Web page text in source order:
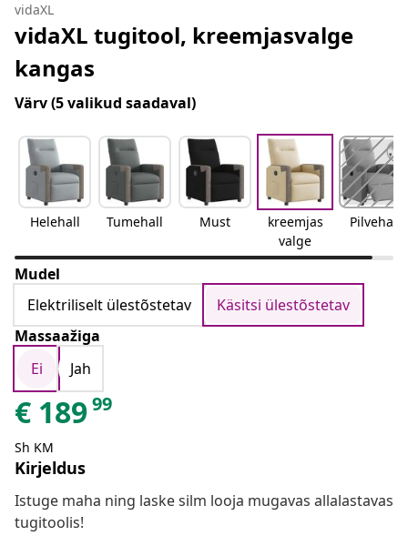
vidaXL
vidaXL tugitool, kreemjasvalge
kangas
Värv(5 valikud saadaval)
Helehall Tumehall Must
kreemjas
valge
Pilvehall
Mudel
Elektriliselt ülestõstetav
Käsitsi ülestõstetav
Massaažiga
Ei
Jah
€ 18999
Sh KM
Kirjeldus
Istuge maha ning laske silm looja mugavas allalastavas
tugitoolis!